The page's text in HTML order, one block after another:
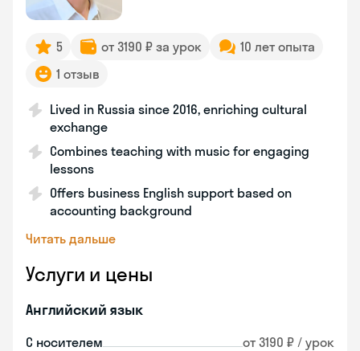
5 от 3190 ₽ за урок
10 лет опыта
1 отзыв
Lived in Russia since 2016, enriching cultural
exchange
Combines teaching with music for engaging
lessons
Offers business English support based on
accounting background
Читать дальше
Услуги и цены
Английский язык
С носителем от 3190 ₽ / урок